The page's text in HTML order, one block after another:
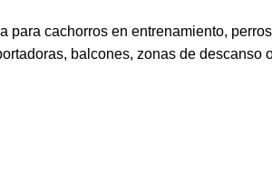
cachorros en entrenamiento,
balcones, zonas de descanso